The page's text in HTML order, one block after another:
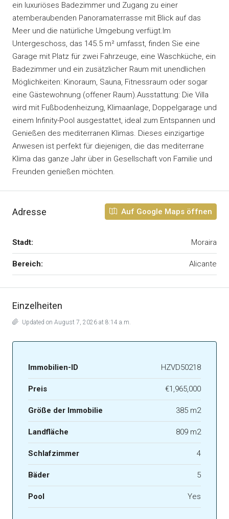
ein luxuriöses Badezimmer und Zugang zu einer
atemberaubenden Panoramaterrasse mit Blick auf das
Meer und die natürliche Umgebung verfügt.Im
Untergeschoss, das 145.5 m² umfasst, finden Sie eine
Garage mit Platz für zwei Fahrzeuge, eine Waschküche, ein
Badezimmer und ein zusätzlicher Raum mit unendlichen
Möglichkeiten: Kinoraum, Sauna, Fitnessraum oder sogar
eine Gästewohnung (offener Raum).Ausstattung: Die Villa
wird mit Fußbodenheizung, Klimaanlage, Doppelgarage und
einem Infinity-Pool ausgestattet, ideal zum Entspannen und
Genießen des mediterranen Klimas. Dieses einzigartige
Anwesen ist perfekt für diejenigen, die das mediterrane
Klima das ganze Jahr über in Gesellschaft von Familie und
Freunden genießen möchten.
Adresse Auf Google Maps öffnen
Stadt: Moraira
Bereich: Alicante
Einzelheiten
Updated on August 7, 2026 at 8:14 a.m.
Immobilien-ID HZVD50218
Preis €1,965,000
Größe der Immobilie 385 m2
Landfläche 809 m2
Schlafzimmer 4
Bäder 5
Pool Yes